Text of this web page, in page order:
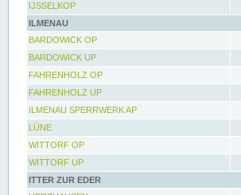
IJSSELKOP
ILMENAU
BARDOWICK OP
BARDOWICK UP
FAHRENHOLZ OP
FAHRENHOLZ UP
ILMENAU SPERRWERK AP
LÜNE
WITTORF OP
WITTORF UP
ITTER ZUR EDER